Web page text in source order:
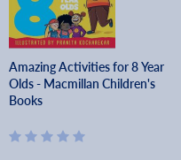
Amazing Activities for 8 Year
Olds - Macmillan Children's
Books